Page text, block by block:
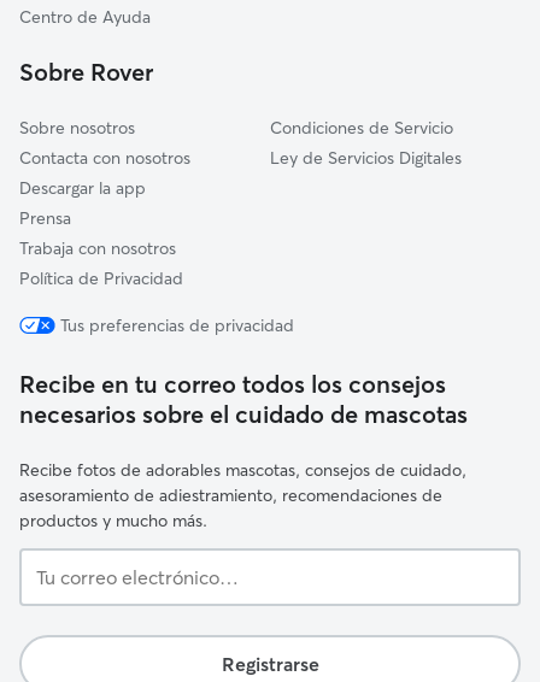
Pradilla de Ebro
Centro de Ayuda
Sobre Rover
Sobre nosotros
Contacta con nosotros
Descargar la app
Prensa
Trabaja con nosotros
Política de Privacidad
Condiciones de Servicio
Ley de Servicios Digitales
Tus preferencias de privacidad
Recibe en tu correo todos los consejos
necesarios sobre el cuidado de mascotas
Recibe fotos de adorables mascotas, consejos de cuidado,
asesoramiento de adiestramiento, recomendaciones de
productos y mucho más.
correo
Registrarse